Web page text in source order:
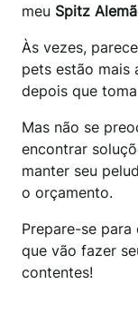
meu Spitz
Às vezes,
pets estão mais
depois que
Mas não se
encontrar
manter seu
o orçamento.
Prepare-se
que vão fazer
contentes!